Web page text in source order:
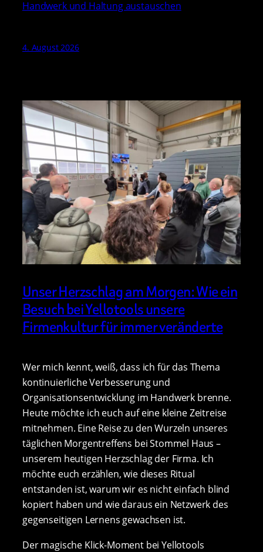
Handwerk und Haltung austauschen
4. August 2026
Unser Herzschlag am Morgen: Wie ein
Besuch bei Yellotools unsere
Firmenkultur für immer veränderte
Wer mich kennt, weiß, dass ich für das Thema
kontinuierliche Verbesserung und
Organisationsentwicklung im Handwerk brenne.
Heute möchte ich euch auf eine kleine Zeitreise
mitnehmen. Eine Reise zu den Wurzeln unseres
täglichen Morgentreffens bei Stommel Haus –
unserem heutigen Herzschlag der Firma. Ich
möchte euch erzählen, wie dieses Ritual
entstanden ist, warum wir es nicht einfach blind
kopiert haben und wie daraus ein Netzwerk des
gegenseitigen Lernens gewachsen ist.
Der magische Klick-Moment bei Yellotools